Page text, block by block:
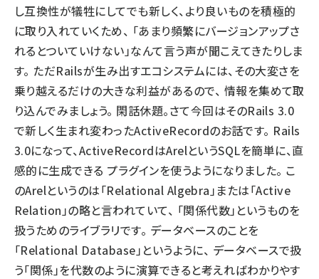
し互換性が犠牲にしてでも新しく、より良いものを積極的
に取り入れていくため、 「あまり頻繁にバージョンアップさ
れるとついていけない」なんて言う声が聞こえてきたりしま
す。 ただRailsが生み出すエコシステムには、その大変さを
乗り越えるだけの大きな利益があるので、 情報を集めて取
り込んでみましょう。 閑話休題。さて今回はそのRails 3.0
で新しく生まれ変わったActiveRecordのお話です。 Rails
3.0になって、ActiveRecordはArelというSQLを簡単に、直
感的に生成できる プラグインを使うようになりました。 こ
のArelというのは「Relational Algebra」または「Active
Relation」の略と言われていて、 「関係代数」というものを
扱うためのライブラリです。 データベースのことを
「Relational Database」というように、 データベースで扱
う「関係」を代数のように演算できると考えればわかりやす